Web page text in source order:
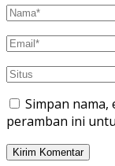
Simpan nama,
peramban ini